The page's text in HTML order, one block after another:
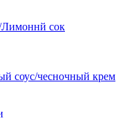
сок
соус/чесночный крем